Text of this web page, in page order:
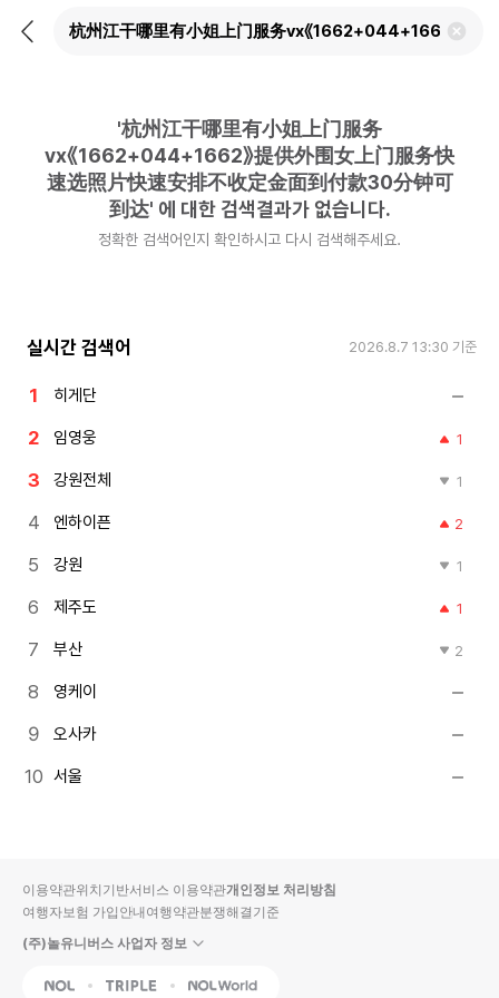
뒤
검
'杭州江干哪里有小姐上门服务
vx《1662+044+1662》提供外围女上门服务快
速选照片快速安排不收定金面到付款30分钟可
到达' 에 대한 검색결과가 없습니다.
정확한 검색어인지 확인하시고 다시 검색해주세요.
실시간 검색어 2026.8.7 13:30 기준
히게단
임영웅 1
강원전체 1
엔하이픈 2
강원 1
제주도 1
부산 2
영케이
오사카
서울
이용약관위치기반서비스 이용약관개인정보 처리방침
여행자보험 가입안내여행약관분쟁해결기준
(주)놀유니버스 사업자 정보
NOL Triple Interpark Global